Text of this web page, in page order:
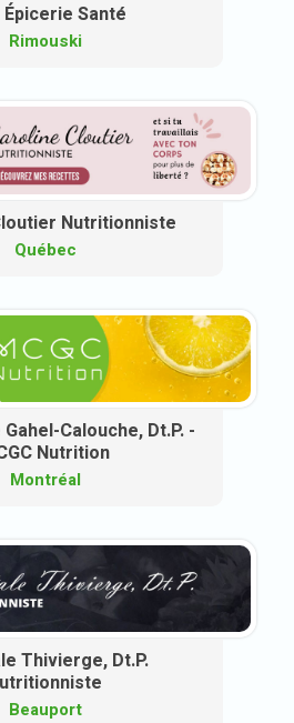
Épicerie Santé
Rimouski
Nutritionniste
Québec
Calouche, Dt.P. -
Nutrition
Montréal
Thivierge, Dt.P.
Beauport